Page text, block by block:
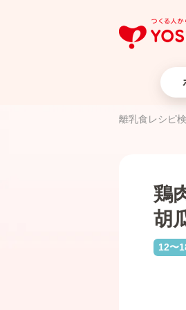
離乳食レシピ
鶏
胡
12〜